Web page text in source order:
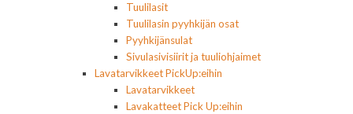
Tuulilasit
Tuulilasin pyyhkijän osat
Pyyhkijänsulat
Sivulasivisiirit ja tuuliohjaimet
Lavatarvikkeet PickUp:eihin
Lavatarvikkeet
Lavakatteet Pick Up:eihin